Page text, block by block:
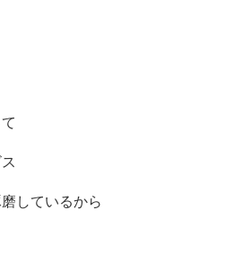
しているから